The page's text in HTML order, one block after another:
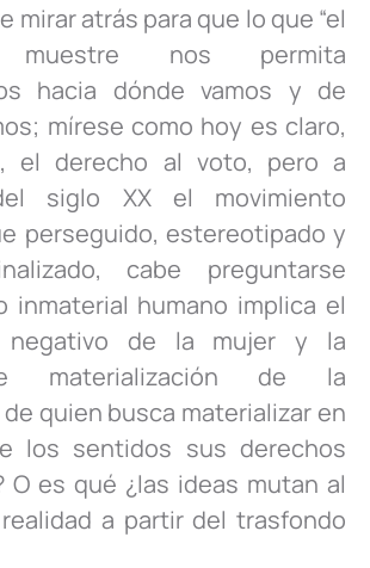
mirar atrás para que lo que “el
muestre nos permita
hacia dónde vamos y de
mírese como hoy es claro,
el derecho al voto, pero a
siglo XX el movimiento
perseguido, estereotipado y
cabe preguntarse
inmaterial humano implica el
negativo de la mujer y la
materialización de la
quien busca materializar en
los sentidos sus derechos
O es qué ¿las ideas mutan al
a partir del trasfondo